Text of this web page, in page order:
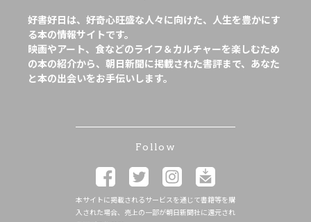
好書好日は、好奇心旺盛な人々に向けた、人生を豊かにす
る本の情報サイトです。
映画やアート、食などのライフ＆カルチャーを楽しむため
の本の紹介から、朝日新聞に掲載された書評まで、あなた
と本の出会いをお手伝いします。
Follow
本サイトに掲載されるサービスを通じて書籍等を購
入された場合、売上の一部が朝日新聞社に還元され